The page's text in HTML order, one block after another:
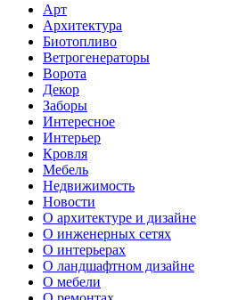
Арт
Архитектура
Биотопливо
Ветрогенераторы
Ворота
Декор
Заборы
Интересное
Интерьер
Кровля
Мебель
Недвижимость
Новости
О архитектуре и дизайне
О инженерных сетях
О интерьерах
О ландшафтном дизайне
О мебели